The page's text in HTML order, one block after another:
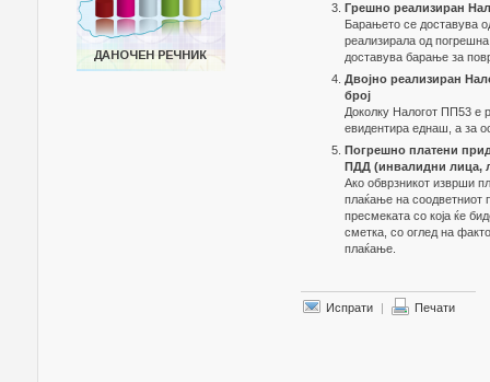
Грешно реализиран
Барањето се доставува
реализирала од погрешна
доставува барање за
Двојно реализиран
број
Доколку Налогот ПП53 е
евидентира еднаш, а за
Погрешно платени
ПДД (инвалидни лица,
Ако обврзникот изврши
плаќање на соодветниот
пресмеката со која ќе
сметка, со оглед на
плаќање.
Испрати | Печати